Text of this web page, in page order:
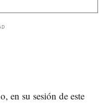
en su sesión de este